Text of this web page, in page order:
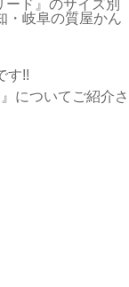
ド』のサイズ別
・岐阜の質屋かん
す!!
についてご紹介さ